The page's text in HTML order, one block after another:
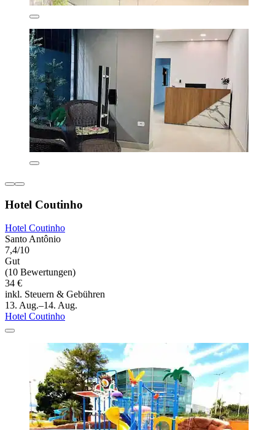
Hotel Coutinho
Hotel Coutinho
Santo Antônio
7,4/10
Gut
(10 Bewertungen)
34 €
inkl. Steuern & Gebühren
13. Aug.–14. Aug.
Hotel Coutinho